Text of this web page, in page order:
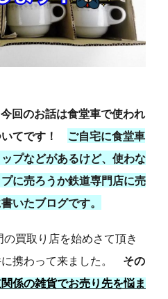
今回のお話は食堂車で使われ
てです！
ご自宅に食堂車
プなどがあるけど、使わな
に売ろうか鉄道専門店に売
いたブログです。
買取り店を始めさて頂き
携わって来ました。
その
係の雑貨でお売り先を悩ま